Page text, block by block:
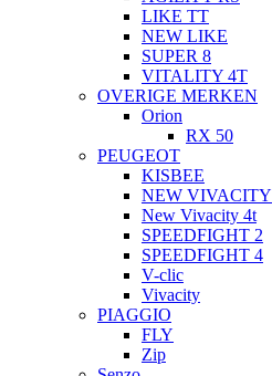
LIKE TT
NEW LIKE
SUPER 8
VITALITY 4T
OVERIGE MERKEN
Orion
RX 50
PEUGEOT
KISBEE
NEW VIVACITY
New Vivacity 4t
SPEEDFIGHT 2
SPEEDFIGHT 4
V-clic
Vivacity
PIAGGIO
FLY
Zip